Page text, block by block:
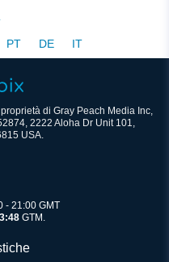
PT DE IT
di Gray Peach Media Inc,
2222 Aloha Dr Unit 101,
USA.
- 21:00 GMT
GTM.